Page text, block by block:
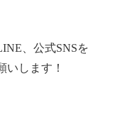
、公式SNSを
いします！